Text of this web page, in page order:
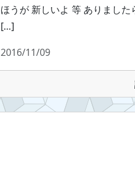
ほうが 新しいよ 等 ありまし
[…]
2016/11/09